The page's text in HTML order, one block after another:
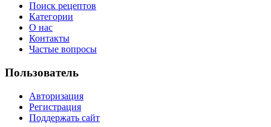
Поиск рецептов
Категории
О нас
Контакты
Частые вопросы
Пользователь
Авторизация
Регистрация
Поддержать сайт